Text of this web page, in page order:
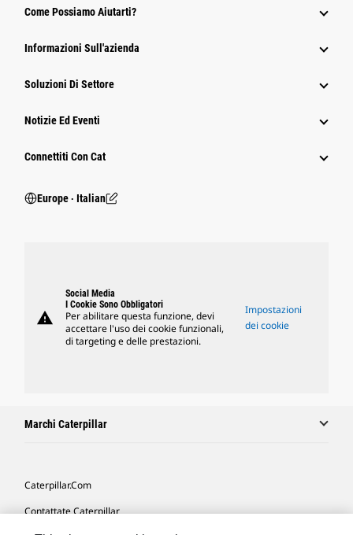
Come Possiamo Aiutarti?
Informazioni Sull'azienda
Soluzioni Di Settore
Notizie Ed Eventi
Connettiti Con Cat
Europe ‧ Italian
warning
Social Media
I Cookie Sono Obbligatori
Per abilitare questa funzione, devi
accettare l'uso dei cookie funzionali,
di targeting e delle prestazioni.
Impostazioni
dei cookie
Marchi Caterpillar
Caterpillar.com
Contattate Caterpillar